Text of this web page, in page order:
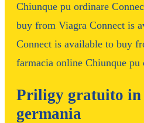
Chiunque pu ordinare
buy from Viagra Connect is
Connect is available to buy
farmacia online Chiunque pu
Priligy gratuito in
germania